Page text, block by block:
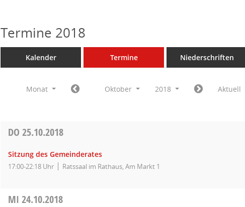
Termine 2018
Kalender Termine Niederschriften
Monat Oktober 2018 Aktuell
DO25.10.2018
Sitzung des Gemeinderates
17:00-22:18 Uhr Ratssaal im Rathaus, Am Markt 1
MI24.10.2018